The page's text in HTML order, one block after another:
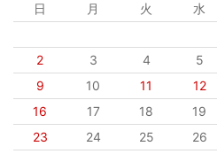
日 月 火 水
2
3 4 5
9
10 11 12
16
17 18 19
23
24 25 26